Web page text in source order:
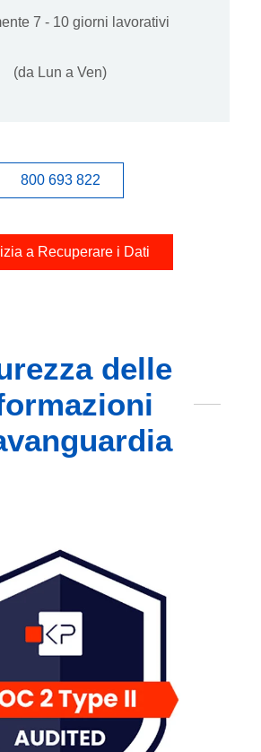
7 - 10 giorni lavorativi
(da Lun a Ven)
800 693 822
a Recuperare i Dati
delle